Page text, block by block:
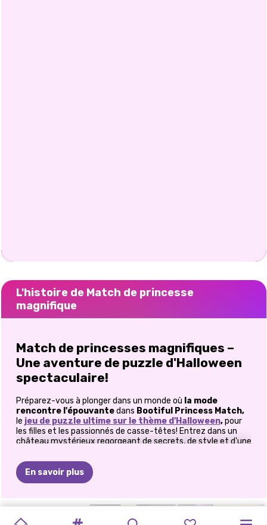
L'histoire de Match de princesse
magnifique
Match de princesses magnifiques –
Une aventure de puzzle d'Halloween
spectaculaire!
Préparez-vous à plonger dans un monde où la mode
rencontre l'épouvantedans Bootiful Princess Match,
le jeu de puzzle ultime sur le thème d'Halloween,pour
les filles et les passionnés de casse-têtes! Entrez dans un
château mystérieux regorgeant de secrets, de style et d'une
princesses enchanteresses à se métamorphoser en leurs
versions les plusterrifiantes
identiques qui révèlent leurs nouveaux looks. Un délicieux
En savoir plus
COSTUMES
JEU TUTORIEL
FÊTE MAQUILLAGE DÉGUISEMENT